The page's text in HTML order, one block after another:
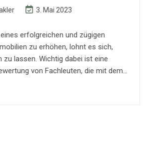
Beitrag
geändert
am:
3. Mai 2023
erfolgreichen und zügigen
zu erhöhen, lohnt es sich,
zu lassen. Wichtig dabei ist eine
von Fachleuten, die mit dem…